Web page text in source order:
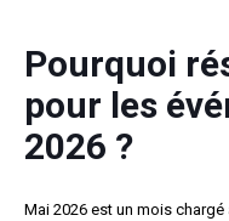
Pourquoi
pour les
2026 ?
Mai 2026 est un mois